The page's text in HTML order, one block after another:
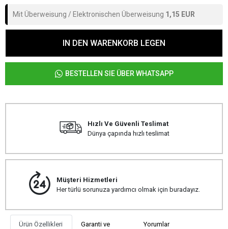
Mit Überweisung / Elektronischen Überweisung 1,15 EUR
IN DEN WARENKORB LEGEN
BESTELLEN SIE ÜBER WHATSAPP
Hızlı Ve Güvenli Teslimat
Dünya çapında hızlı teslimat
Müşteri Hizmetleri
Her türlü sorunuza yardımcı olmak için buradayız.
Ürün Özellikleri
Garanti ve
Yorumlar